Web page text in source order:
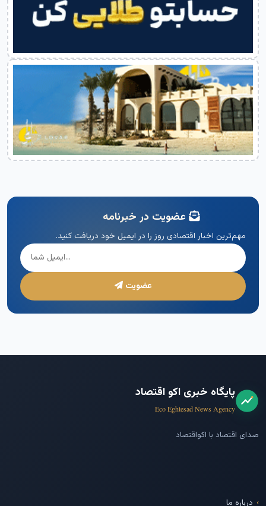
عضویت در خبرنامه
مهم‌ترین اخبار اقتصادی روز را در ایمیل خود دریافت کنید.
عضویت
پایگاه خبری اکو اقتصاد
Eco Eghtesad News Agency
صدای اقتصاد با اکواقتصاد
درباره ما